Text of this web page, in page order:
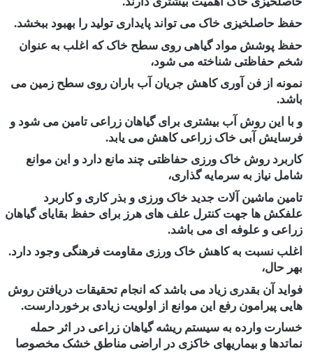
حفظ حاصلخیزی خاک می تواند پایداری تولید را بهبود ببخشد.
حفظ پوشش مواد گیاهی روی سطح خاک که اغلب به عنوان
شخم حفاظتی شناخته می شود،
نمونه از فن آوری کاهش جریان آب باران روی سطح زمین می
باشد.
و با این روش آب بیشتری برای گیاهان زراعی تامین می شود و
فرسایش آبی خاک زراعی کاهش می یابد.
کاربرد روش خاک ورزی حفاظتی چند مانع دارد و این موانع
شامل نیاز به سرمایه گذاری،
تامین ماشین آلات جدید خاک ورزی و بذر کاری و کاربرد
علفکش ها جهت کنترل علف های هرز برای حفظ بقایای گیاهان
زراعی و علوفه ای می باشد.
اغلب نسبت به کاهش خاک ورزی مقاومت فرهنگی وجود دارد.
بهر حال،
فواید آن بقدری زیاد می باشد که انجام تحقیقات دریافتن روش
هایی پیرامون رفع این موانع از اولویت زیادی برخوردارست.
خسارت وارده به سیستم ریشه گیاهان زراعی در اثر حمله
نماتدها و بیماریهای خاکزی در اراضی مناطق خشک مخصوصا